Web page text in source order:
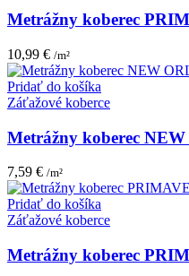
Metrážny koberec
10,99 € /m²
Pridať do košíka
Záťažové koberce
Metrážny koberec
7,59 € /m²
Pridať do košíka
Záťažové koberce
Metrážny koberec